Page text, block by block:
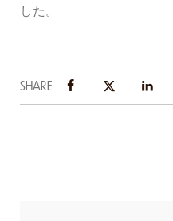
した。
SHARE